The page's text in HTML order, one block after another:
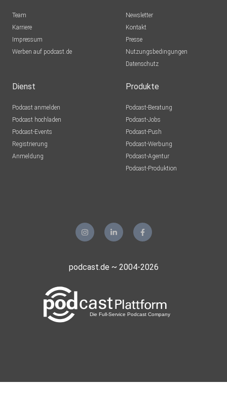
Team
Karriere
Impressum
Werben auf podcast.de
Newsletter
Kontakt
Presse
Nutzungsbedingungen
Datenschutz
Dienst
Podcast anmelden
Podcast hochladen
Podcast-Events
Registrierung
Anmeldung
Produkte
Podcast-Beratung
Podcast-Jobs
Podcast-Push
Podcast-Werbung
Podcast-Agentur
Podcast-Produktion
podcast.de ~ 2004-2026